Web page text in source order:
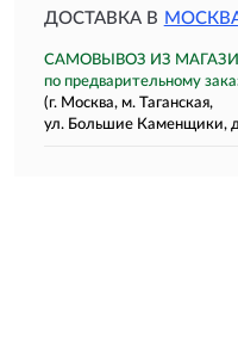
ДОСТАВКА В
САМОВЫВОЗ ИЗ
по предварительному
(г. Москва, м. Таганская,
ул. Большие Каменщики,